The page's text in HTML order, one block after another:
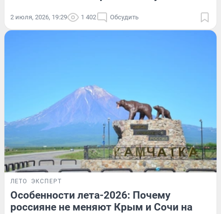
2 июля, 2026, 19:29 1 402 Обсудить
ЛЕТО ЭКСПЕРТ
Особенности лета-2026: Почему
россияне не меняют Крым и Сочи на